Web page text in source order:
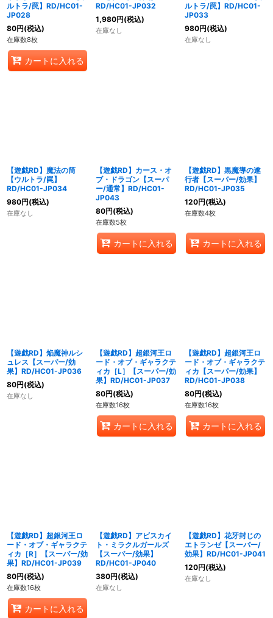
ルトラ/罠】RD/HC01-
JP028
80円(税込)
在庫数8枚
カートに入れる
RD/HC01-JP032
1,980円(税込)
在庫なし
ルトラ/罠】RD/HC01-
JP033
980円(税込)
在庫なし
【遊戯RD】魔法の筒
【ウルトラ/罠】
RD/HC01-JP034
980円(税込)
在庫なし
【遊戯RD】カース・オ
ブ・ドラゴン【スーパ
ー/通常】RD/HC01-
JP043
80円(税込)
在庫数5枚
カートに入れる
【遊戯RD】黒魔導の遂
行者【スーパー/効果】
RD/HC01-JP035
120円(税込)
在庫数4枚
カートに入れる
【遊戯RD】焔魔神ルシ
ュレス【スーパー/効
果】RD/HC01-JP036
80円(税込)
在庫なし
【遊戯RD】超銀河王ロ
ード・オブ・ギャラクテ
ィカ［L］【スーパー/効
果】RD/HC01-JP037
80円(税込)
在庫数16枚
カートに入れる
【遊戯RD】超銀河王ロ
ード・オブ・ギャラクテ
ィカ【スーパー/効果】
RD/HC01-JP038
80円(税込)
在庫数16枚
カートに入れる
【遊戯RD】超銀河王ロ
ード・オブ・ギャラクテ
ィカ［R］【スーパー/効
果】RD/HC01-JP039
80円(税込)
在庫数16枚
カートに入れる
【遊戯RD】アビスカイ
ト・ミラクルガールズ
【スーパー/効果】
RD/HC01-JP040
380円(税込)
在庫なし
【遊戯RD】花牙封じの
エトランゼ【スーパー/
効果】RD/HC01-JP041
120円(税込)
在庫なし